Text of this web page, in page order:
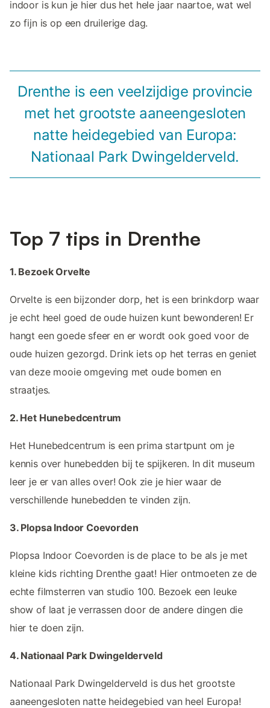
indoor is kun je hier dus het hele jaar naartoe, wat wel
zo fijn is op een druilerige dag.
Drenthe is een veelzijdige provincie
met het grootste aaneengesloten
natte heidegebied van Europa:
Nationaal Park Dwingelderveld.
Top 7 tips in Drenthe
1. Bezoek Orvelte
Orvelte is een bijzonder dorp, het is een brinkdorp waar
je echt heel goed de oude huizen kunt bewonderen! Er
hangt een goede sfeer en er wordt ook goed voor de
oude huizen gezorgd. Drink iets op het terras en geniet
van deze mooie omgeving met oude bomen en
straatjes.
2. Het Hunebedcentrum
Het Hunebedcentrum is een prima startpunt om je
kennis over hunebedden bij te spijkeren. In dit museum
leer je er van alles over! Ook zie je hier waar de
verschillende hunebedden te vinden zijn.
3. Plopsa Indoor Coevorden
Plopsa Indoor Coevorden is de place to be als je met
kleine kids richting Drenthe gaat! Hier ontmoeten ze de
echte filmsterren van studio 100. Bezoek een leuke
show of laat je verrassen door de andere dingen die
hier te doen zijn.
4. Nationaal Park Dwingelderveld
Nationaal Park Dwingelderveld is dus het grootste
aaneengesloten natte heidegebied van heel Europa!